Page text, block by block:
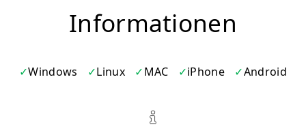
Informationen
Windows Linux MAC iPhone Android